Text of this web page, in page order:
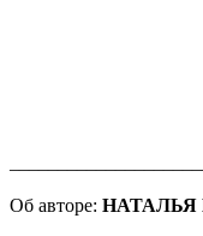
Об авторе: НАТАЛЬЯ